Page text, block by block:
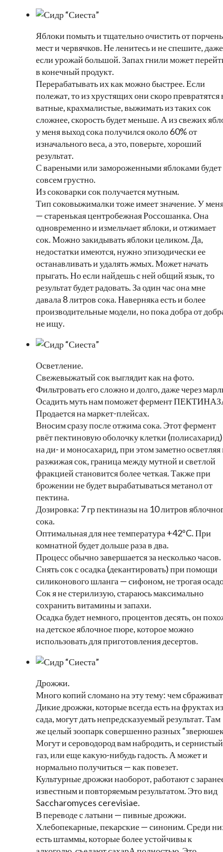
Яблоки помыть и тщательно очистить от
мест и червячков. Не ленитесь и не спешите, даже
если урожай большой. Запах гнили может
в конечный продукт.
Перерабатывать их как можно быстрее. Если
полежат, то из хрустящих они скоро превратятся
ватные, крахмалистые, выжимать из таких сок
сложнее, скорость будет меньше. А из свежих
у меня выход сока получился около 60% от
изначального веса, а это, поверьте, хороший
результат.
С вареными или замороженными яблоками будет
совсем грустно.
Из соковарки сок получается мутным.
Тип соковыжималки тоже имеет значение. У
— старенькая центробежная Россошанка. Она
одновременно и измельчает яблоки, и отжимает
сок. Можно закидывать яблоки целиком. Да,
недостатки имеются, нужно эпизодически ее
останавливать и удалять жмых. Может начать
прыгать. Но если найдешь с ней общий язык, то
результат будет радовать. За один час она мне
давала 8 литров сока. Наверняка есть и более
производительные модели, но пока добра от
не ищу.
Осветление.
Свежевыжатый сок выглядит как на фото.
Фильтровать его сложно и долго, даже через
Осадить муть нам поможет фермент
Продается на маркет-плейсах.
Вносим сразу после отжима сока. Этот фермент
рвёт пектиновую оболочку клетки (полисахарид)
на ди- и моносахарид, при этом заметно осветляя
разжижая сок, граница между мутной и светлой
фракцией становится более четкая. Также при
брожении не будет вырабатываться метанол от
пектина.
Дозировка: 7 гр пектиназы на 10 литров
сока.
Оптимальная для нее температура +42ºC. При
комнатной будет дольше раза в два.
Процесс обычно завершается за несколько часов.
Снять сок с осадка (декантировать) при помощи
силиконового шланга — сифоном, не трогая
Сок я не стерилизую, стараюсь максимально
сохранить витамины и запахи.
Осадка будет немного, процентов десять, он
на детское яблочное пюре, которое можно
использовать для приготовления десертов.
Дрожжи.
Много копий сломано на эту тему: чем
Дикие дрожжи, которые всегда есть на фруктах из
сада, могут дать непредсказуемый результат. Там
же целый зоопарк совершенно разных
Могут и сероводород вам набродить, и сернистый
газ, или еще какую-нибудь гадость. А может и
нормально получиться — как повезет.
Культурные дрожжи наоборот, работают с
известным и повторяемым результатом. Это вид
Saccharomyces cerevisiae.
В переводе с латыни — пивные дрожжи.
Хлебопекарные, пекарские — синоним. Среди
есть штаммы, которые более устойчивы к